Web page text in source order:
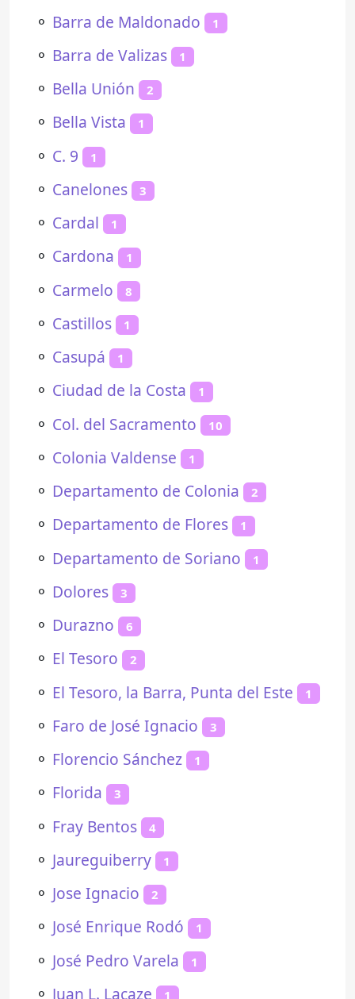
⚬ Barra de Maldonado 1
⚬ Barra de Valizas 1
⚬ Bella Unión 2
⚬ Bella Vista 1
⚬ C. 9 1
⚬ Canelones 3
⚬ Cardal 1
⚬ Cardona 1
⚬ Carmelo 8
⚬ Castillos 1
⚬ Casupá 1
⚬ Ciudad de la Costa 1
⚬ Col. del Sacramento 10
⚬ Colonia Valdense 1
⚬ Departamento de Colonia 2
⚬ Departamento de Flores 1
⚬ Departamento de Soriano 1
⚬ Dolores 3
⚬ Durazno 6
⚬ El Tesoro 2
⚬ El Tesoro, la Barra, Punta del Este 1
⚬ Faro de José Ignacio 3
⚬ Florencio Sánchez 1
⚬ Florida 3
⚬ Fray Bentos 4
⚬ Jaureguiberry 1
⚬ Jose Ignacio 2
⚬ José Enrique Rodó 1
⚬ José Pedro Varela 1
⚬ Juan L. Lacaze 1